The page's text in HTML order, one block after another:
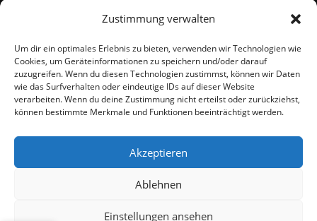
Zustimmung verwalten
Um dir ein optimales Erlebnis zu bieten, verwenden wir Technologien wie
Cookies, um Geräteinformationen zu speichern und/oder darauf
zuzugreifen. Wenn du diesen Technologien zustimmst, können wir Daten
wie das Surfverhalten oder eindeutige IDs auf dieser Website
verarbeiten. Wenn du deine Zustimmung nicht erteilst oder zurückziehst,
können bestimmte Merkmale und Funktionen beeinträchtigt werden.
Akzeptieren
Ablehnen
Einstellungen ansehen
email: info@thetweedshop.de
Kvk Nummer: 88959732
MWSnr: NL864836247B01